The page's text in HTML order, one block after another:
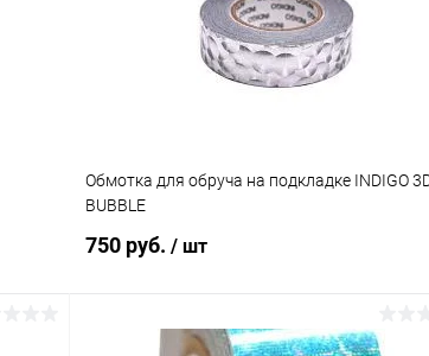
В наличии
Обмотка для обруча на подкладке INDIGO
BUBBLE
750 руб. / шт
В корзину